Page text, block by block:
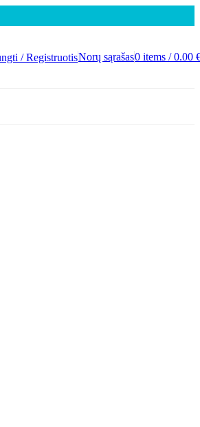
/ RegistruotisNorų sąrašas0 items / 0.00